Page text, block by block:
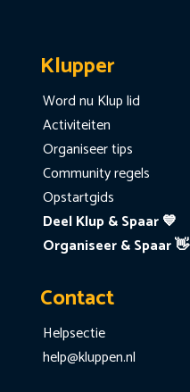
Klupper
Word nu Klup lid
Activiteiten
Organiseer tips
Community regels
Opstartgids
Deel Klup & Spaar 💙
Organiseer & Spaar 👋
Contact
Helpsectie
help@kluppen.nl